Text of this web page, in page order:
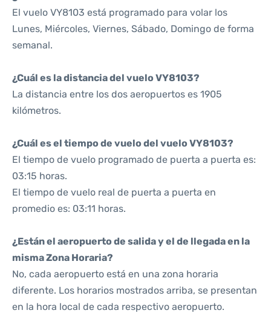
El vuelo VY8103 está programado para volar los
Lunes, Miércoles, Viernes, Sábado, Domingo de forma
semanal.
¿Cuál es la distancia del vuelo VY8103?
La distancia entre los dos aeropuertos es 1905
kilómetros.
¿Cuál es el tiempo de vuelo del vuelo VY8103?
El tiempo de vuelo programado de puerta a puerta es:
03:15 horas.
El tiempo de vuelo real de puerta a puerta en
promedio es: 03:11 horas.
¿Están el aeropuerto de salida y el de llegada en la
misma Zona Horaria?
No, cada aeropuerto está en una zona horaria
diferente. Los horarios mostrados arriba, se presentan
en la hora local de cada respectivo aeropuerto.